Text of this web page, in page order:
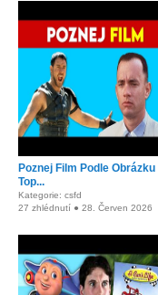
Poznej Film Podle Obrázku |
Top...
Kategorie: csfd
27 zhlédnutí ● 28. Červen 2026